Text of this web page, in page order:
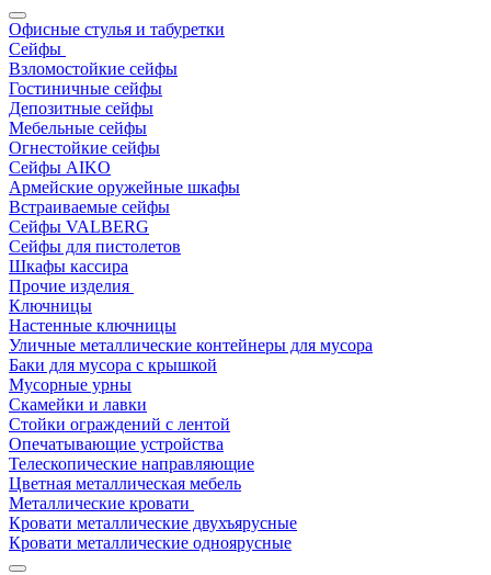
Офисные стулья и табуретки
Сейфы
Взломостойкие сейфы
Гостиничные сейфы
Депозитные сейфы
Мебельные сейфы
Огнестойкие сейфы
Сейфы AIKO
Армейские оружейные шкафы
Встраиваемые сейфы
Сейфы VALBERG
Сейфы для пистолетов
Шкафы кассира
Прочие изделия
Ключницы
Настенные ключницы
Уличные металлические контейнеры для мусора
Баки для мусора с крышкой
Мусорные урны
Скамейки и лавки
Стойки ограждений с лентой
Опечатывающие устройства
Телескопические направляющие
Цветная металлическая мебель
Металлические кровати
Кровати металлические двухъярусные
Кровати металлические одноярусные